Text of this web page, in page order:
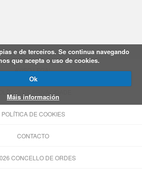
AVISO LEGAL
POLÍTICA DE COOKIES
CONTACTO
CONCELLO DE ORDES
e de terceiros. Se continua navegando
que acepta o uso de cookies.
Ok
Máis información